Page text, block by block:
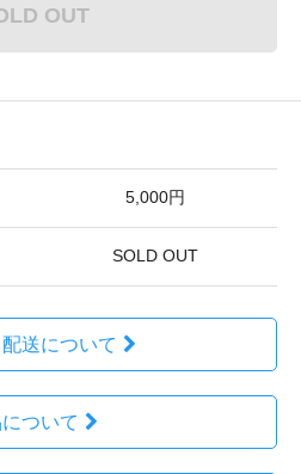
OUT
5,000円
SOLD OUT
送について
ついて